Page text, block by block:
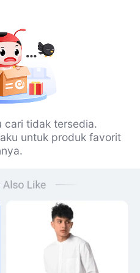
cari tidak tersedia.
untuk produk favorit